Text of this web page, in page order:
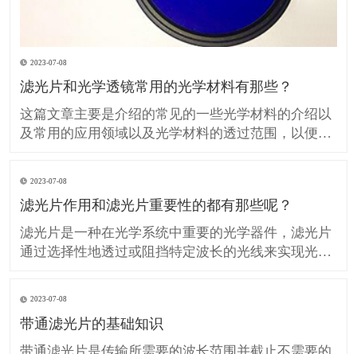
2023-07-08
滤光片和光学透镜常用的光学材料有那些？
这篇文章主要是介绍的常见的一些光学材料的介绍以
及常用的应用领域以及光学材料的透过范围，以便在
膨胀系数较大，不推荐用于温度敏感的领域应用，在
可见光
2023-07-08
滤光片作用和滤光片重要性的都有那些呢？
滤光片是一种在光学系统中重要的光学器件，滤光片
通过选择性地透过或阻挡特定波长的光线来实现光的
片对光的控制和调节： 滤光片可以选择性地透过或阻
挡特
2023-07-08
带通滤光片的基础知识